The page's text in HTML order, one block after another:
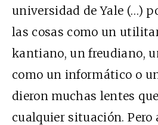
universidad de Yale (…)
las cosas como un
kantiano, un freudiano,
como un informático o
dieron muchas lentes
cualquier situación. Pero